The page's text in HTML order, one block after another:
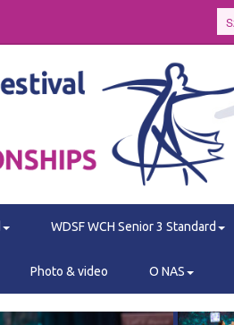
WDSF WCH Senior 3 Standard
Photo & video O NAS